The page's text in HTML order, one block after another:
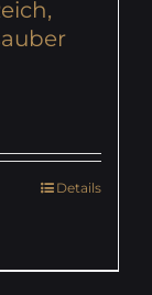
Details